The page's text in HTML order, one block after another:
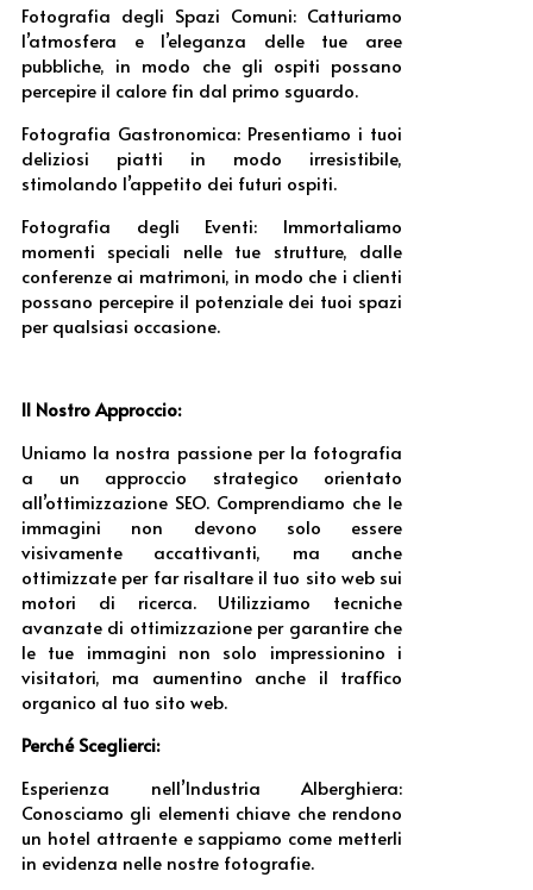
Fotografia degli Spazi Comuni: Catturiamo
l’atmosfera e l’eleganza delle tue aree
pubbliche, in modo che gli ospiti possano
percepire il calore fin dal primo sguardo.
Fotografia Gastronomica: Presentiamo i tuoi
deliziosi piatti in modo irresistibile,
stimolando l’appetito dei futuri ospiti.
Fotografia degli Eventi: Immortaliamo
momenti speciali nelle tue strutture, dalle
conferenze ai matrimoni, in modo che i clienti
possano percepire il potenziale dei tuoi spazi
per qualsiasi occasione.
Il Nostro Approccio:
Uniamo la nostra passione per la fotografia
a un approccio strategico orientato
all’ottimizzazione SEO. Comprendiamo che le
immagini non devono solo essere
visivamente accattivanti, ma anche
ottimizzate per far risaltare il tuo sito web sui
motori di ricerca. Utilizziamo tecniche
avanzate di ottimizzazione per garantire che
le tue immagini non solo impressionino i
visitatori, ma aumentino anche il traffico
organico al tuo sito web.
Perché Sceglierci:
Esperienza nell’Industria Alberghiera:
Conosciamo gli elementi chiave che rendono
un hotel attraente e sappiamo come metterli
in evidenza nelle nostre fotografie.